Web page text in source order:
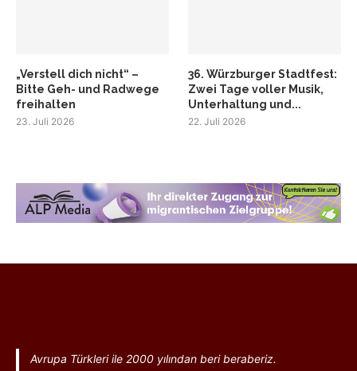
„Verstell dich nicht“ –
Bitte Geh- und Radwege
freihalten
23. Juli 2026
36. Würzburger Stadtfest:
Zwei Tage voller Musik,
Unterhaltung und...
22. Juli 2026
Avrupa Türkleri ile 2000 yılından beri beraberiz.